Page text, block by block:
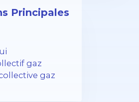
Principales
gaz
gaz